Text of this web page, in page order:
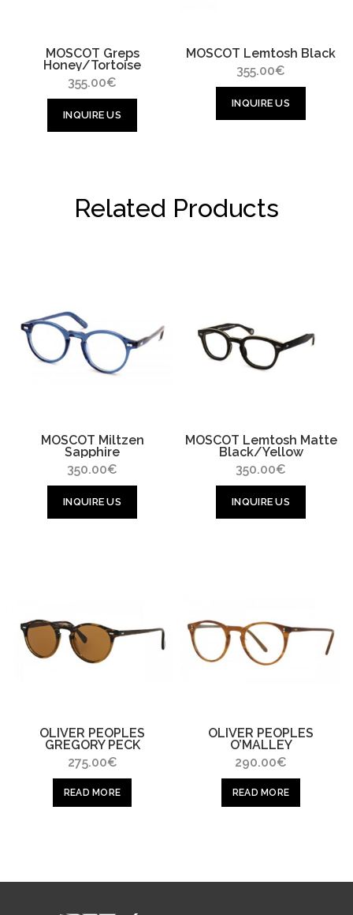
MOSCOT Greps
Honey/Tortoise
355.00€
INQUIRE US
MOSCOT Lemtosh Black
355.00€
INQUIRE US
Related Products
MOSCOT Miltzen
Sapphire
350.00€
INQUIRE US
MOSCOT Lemtosh Matte
Black/Yellow
350.00€
INQUIRE US
OLIVER PEOPLES
GREGORY PECK
275.00€
READ MORE
OLIVER PEOPLES
O’MALLEY
290.00€
READ MORE